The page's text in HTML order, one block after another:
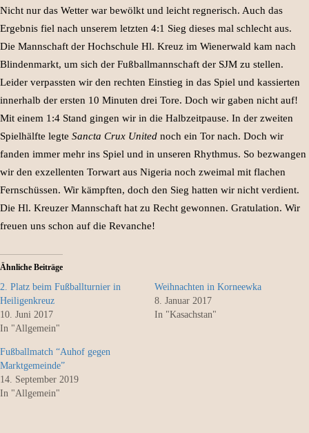
Nicht nur das Wetter war bewölkt und leicht regnerisch. Auch das
Ergebnis fiel nach unserem letzten 4:1 Sieg dieses mal schlecht aus.
Die Mannschaft der Hochschule Hl. Kreuz im Wienerwald kam nach
Blindenmarkt, um sich der Fußballmannschaft der SJM zu stellen.
Leider verpassten wir den rechten Einstieg in das Spiel und kassierten
innerhalb der ersten 10 Minuten drei Tore. Doch wir gaben nicht auf!
Mit einem 1:4 Stand gingen wir in die Halbzeitpause. In der zweiten
Spielhälfte legte Sancta Crux United noch ein Tor nach. Doch wir
fanden immer mehr ins Spiel und in unseren Rhythmus. So bezwangen
wir den exzellenten Torwart aus Nigeria noch zweimal mit flachen
Fernschüssen. Wir kämpften, doch den Sieg hatten wir nicht verdient.
Die Hl. Kreuzer Mannschaft hat zu Recht gewonnen. Gratulation. Wir
freuen uns schon auf die Revanche!
Ähnliche Beiträge
2. Platz beim Fußballturnier in
Heiligenkreuz
10. Juni 2017
In "Allgemein"
Weihnachten in Korneewka
8. Januar 2017
In "Kasachstan"
Fußballmatch “Auhof gegen
Marktgemeinde”
14. September 2019
In "Allgemein"